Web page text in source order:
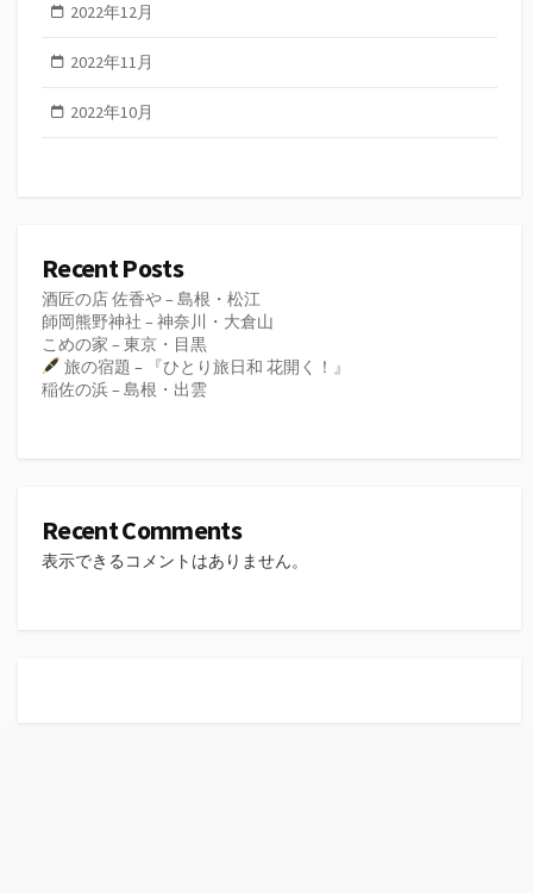
2022年12月
2022年11月
2022年10月
Recent Posts
酒匠の店 佐香や – 島根・松江
師岡熊野神社 – 神奈川・大倉山
こめの家 – 東京・目黒
旅の宿題 – 『ひとり旅日和 花開く！』
稲佐の浜 – 島根・出雲
Recent Comments
表示できるコメントはありません。